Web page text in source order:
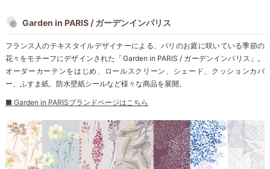
Garden in PARIS / ガーデンインパリス
フランス人のテキスタイルデザイナーによる、パリのお庭に咲いている季節の
花々をモチーフにデザインされた「Garden in PARIS / ガーデンインパリス」。
オーダーカーテンをはじめ、ロールスクリーン、シェード、クッションカバ
ー、ふすま紙、防水壁紙シールなど様々な商品を展開。
■ Garden in PARISブランドページはこちら